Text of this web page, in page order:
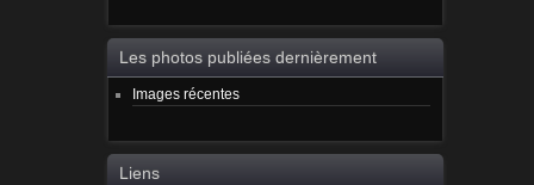
Les photos publiées dernièrement
Images récentes
Liens